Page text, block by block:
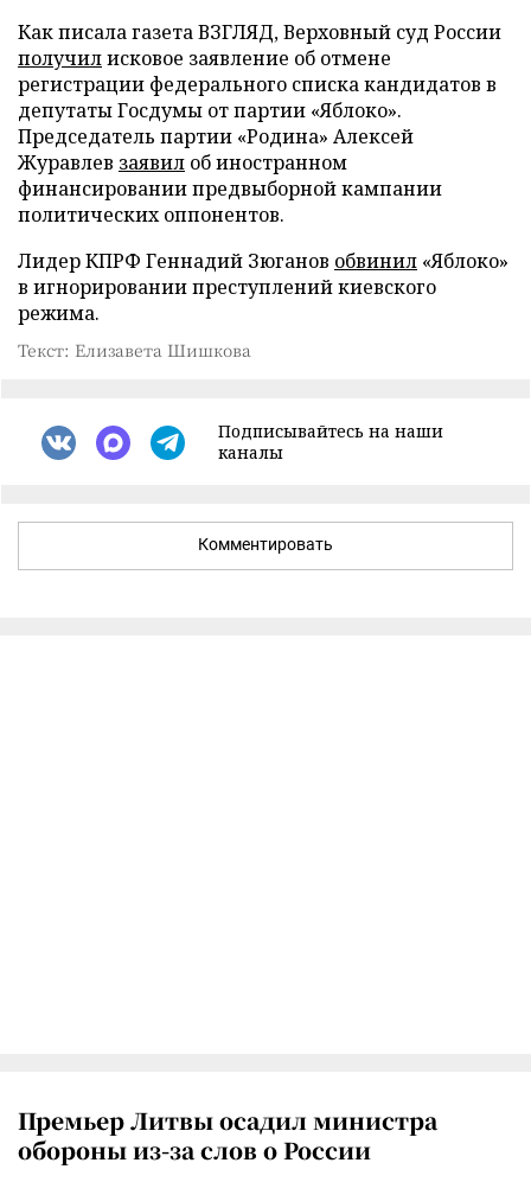
Как писала газета ВЗГЛЯД, Верховный суд России
получилисковое заявление об отмене
регистрации федерального списка кандидатов в
депутаты Госдумы от партии «Яблоко».
Председатель партии «Родина» Алексей
Журавлев заявил об иностранном
финансировании предвыборной кампании
политических оппонентов.
Лидер КПРФ Геннадий Зюганов обвинил «Яблоко»
в игнорировании преступлений киевского
режима.
Текст: Елизавета Шишкова
Подписывайтесь на наши
каналы
Комментировать
Премьер Литвы осадил министра
обороны из-за слов о России